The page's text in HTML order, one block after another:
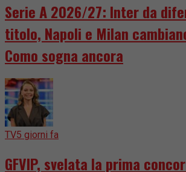
Serie A 2026/27: Inter da
titolo, Napoli e Milan
Como sogna ancora
TV5 giorni fa
GFVIP, svelata la prima